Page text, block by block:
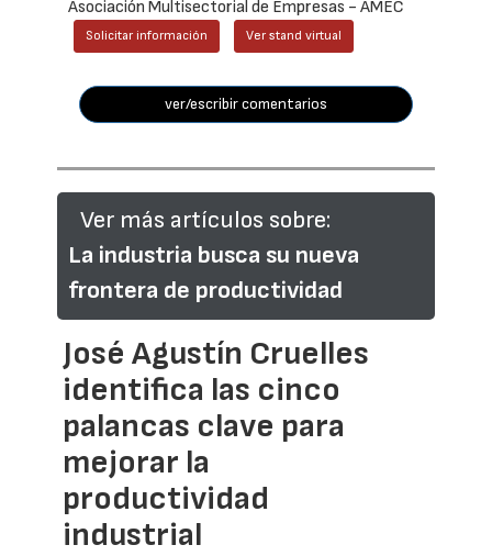
Asociación Multisectorial de Empresas - AMEC
Solicitar información Ver stand virtual
ver/escribir comentarios
Ver más artículos sobre:
La industria busca su nueva
frontera de productividad
José Agustín Cruelles
identifica las cinco
palancas clave para
mejorar la
productividad
industrial